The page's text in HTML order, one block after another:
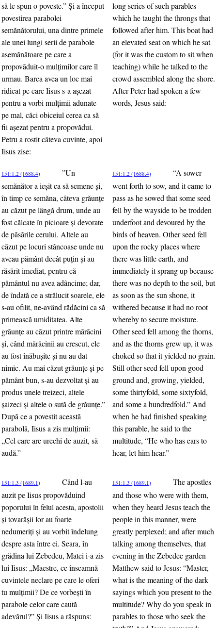
să le spun o poveste.” Şi a început
povestirea parabolei
semănătorului, una dintre primele
ale unei lungi serii de parabole
asemănătoare pe care a
propovăduit-o mulţimilor care îl
urmau. Barca avea un loc mai
ridicat pe care Iisus s-a aşezat
pentru a vorbi mulţimii adunate
pe mal, căci obiceiul cerea ca să
fii aşezat pentru a propovădui.
Petru a rostit câteva cuvinte, apoi
Iisus zise:
long series of such parables
which he taught the throngs that
followed after him. This boat had
an elevated seat on which he sat
(for it was the custom to sit when
teaching) while he talked to the
crowd assembled along the shore.
After Peter had spoken a few
words, Jesus said:
151:1.2 (1688.4)
”Un
semănător a ieşit ca să semene şi,
în timp ce semăna, câteva grăunţe
au căzut pe lângă drum, unde au
fost călcate în picioare şi devorate
de păsările cerului. Altele au
căzut pe locuri stâncoase unde nu
aveau pământ decât puţin şi au
răsărit imediat, pentru că
pământul nu avea adâncime; dar,
de îndată ce a strălucit soarele, ele
s-au ofilit, ne-având rădăcini ca să
primească umiditatea. Alte
grăunţe au căzut printre mărăcini
şi, când mărăcinii au crescut, ele
au fost înăbuşite şi nu au dat
nimic. Au mai căzut grăunţe şi pe
pământ bun, s-au dezvoltat şi au
produs unele treizeci, altele
şaizeci şi altele o sută de grăunţe.”
După ce a povestit această
parabolă, Iisus a zis mulţimii:
„Cel care are urechi de auzit, să
audă.”
151:1.2 (1688.4)
“A sower
went forth to sow, and it came to
pass as he sowed that some seed
fell by the wayside to be trodden
underfoot and devoured by the
birds of heaven. Other seed fell
upon the rocky places where
there was little earth, and
immediately it sprang up because
there was no depth to the soil, but
as soon as the sun shone, it
withered because it had no root
whereby to secure moisture.
Other seed fell among the thorns,
and as the thorns grew up, it was
choked so that it yielded no grain.
Still other seed fell upon good
ground and, growing, yielded,
some thirtyfold, some sixtyfold,
and some a hundredfold.” And
when he had finished speaking
this parable, he said to the
multitude, “He who has ears to
hear, let him hear.”
151:1.3 (1689.1)
Când l-au
auzit pe Iisus propovăduind
poporului în felul acesta, apostolii
şi tovarăşii lor au foarte
nedumeriţi şi au vorbit îndelung
despre asta între ei. Seara, în
grădina lui Zebedeu, Matei i-a zis
lui Iisus: „Maestre, ce înseamnă
cuvintele neclare pe care le oferi
tu mulţimii? De ce vorbeşti în
parabole celor care caută
adevărul?” Şi Iisus a răspuns:
151:1.3 (1689.1)
The apostles
and those who were with them,
when they heard Jesus teach the
people in this manner, were
greatly perplexed; and after much
talking among themselves, that
evening in the Zebedee garden
Matthew said to Jesus: “Master,
what is the meaning of the dark
sayings which you present to the
multitude? Why do you speak in
parables to those who seek the